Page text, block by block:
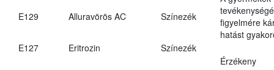
E129 Alluravörös AC Színezék
figyelmére
hatást
E127
Eritrozin Színezék
Érzékeny